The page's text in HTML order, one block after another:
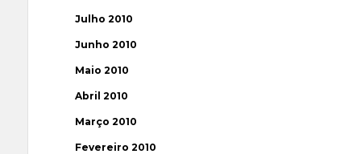
Julho 2010
Junho 2010
Maio 2010
Abril 2010
Março 2010
Fevereiro 2010